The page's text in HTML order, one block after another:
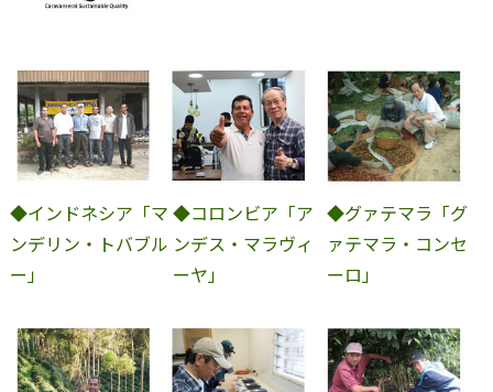
◆インドネシア「マ
ンデリン・トバブル
ー」
◆コロンビア「ア
ンデス・マラヴィ
ーヤ」
◆グァテマラ「グ
ァテマラ・コンセ
ーロ」